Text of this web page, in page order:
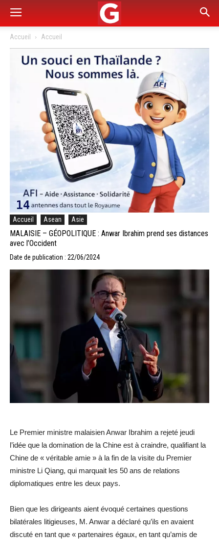
Accueil Accueil
Accueil Asean Asie
MALAISIE – GÉOPOLITIQUE : Anwar Ibrahim prend ses distances
avec l’Occident
Date de publication : 22/06/2024
Le Premier ministre malaisien Anwar Ibrahim a rejeté jeudi
l’idée que la domination de la Chine est à craindre, qualifiant la
Chine de « véritable amie » à la fin de la visite du Premier
ministre Li Qiang, qui marquait les 50 ans de relations
diplomatiques entre les deux pays.
Bien que les dirigeants aient évoqué certaines questions
bilatérales litigieuses, M. Anwar a déclaré qu’ils en avaient
discuté en tant que « partenaires égaux, en tant qu’amis de